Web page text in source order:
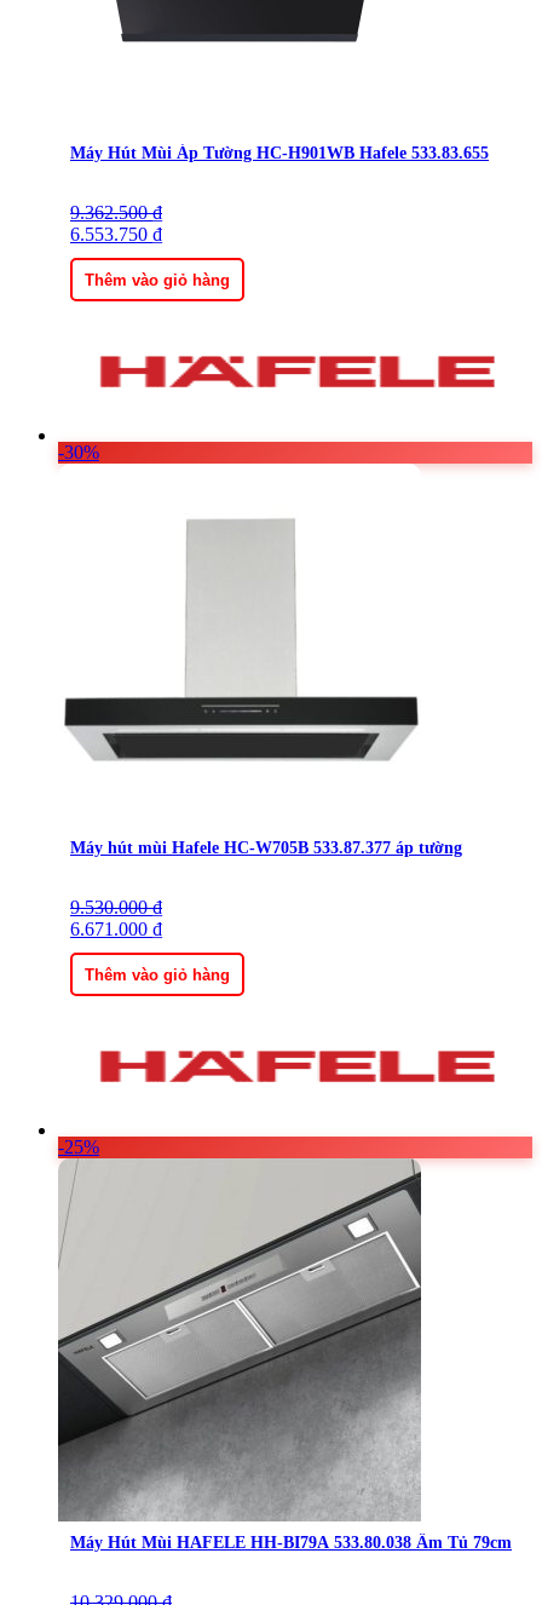
Máy Hút Mùi Áp Tường HC-H901WB Hafele 533.83.655
9.362.500₫
Giá
gốc
là:
9.362.500 ₫.
6.553.750 ₫
Giá
hiện
tại
là:
6.553.750 ₫.
Thêm vào giỏ hàng
-30%
Máy hút mùi Hafele HC-W705B 533.87.377 áp tường
9.530.000₫
Giá
gốc
là:
9.530.000 ₫.
6.671.000 ₫
Giá
hiện
tại
là:
6.671.000 ₫.
Thêm vào giỏ hàng
-25%
Máy Hút Mùi HAFELE HH-BI79A 533.80.038 Âm Tủ 79cm